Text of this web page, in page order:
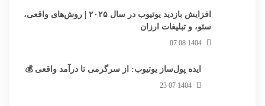
افزایش بازدید یوتیوب در سال ۲۰۲۵ | روش‌های واقعی،
سئو، و تبلیغات ارزان
1404 08 07
ایده پول‌ساز یوتیوب: از سرگرمی تا درآمد واقعی 💰
1404 07 23